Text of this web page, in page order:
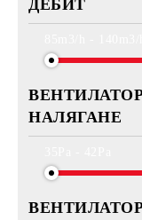
ДЕБИТ
НАЛЯГАНЕ